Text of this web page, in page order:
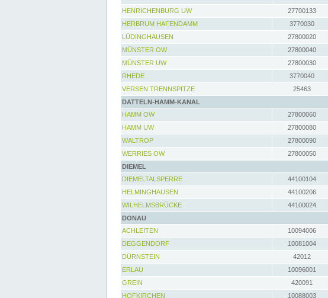
HENRICHENBURG UW
27700133
HERBRUM HAFENDAMM
3770030
LÜDINGHAUSEN
27800020
MÜNSTER OW
27800040
MÜNSTER UW
27800030
RHEDE
3770040
VERSEN TRENNSPITZE
25463
DATTELN-HAMM-KANAL
HAMM OW
27800060
HAMM UW
27800080
WALTROP
27800090
WERRIES OW
27800050
DIEMEL
DIEMELTALSPERRE
44100104
HELMINGHAUSEN
44100206
WILHELMSBRÜCKE
44100024
DONAU
ACHLEITEN
10094006
DEGGENDORF
10081004
DÜRNSTEIN
42012
ERLAU
10096001
GREIN
420091
HOFKIRCHEN
10088003